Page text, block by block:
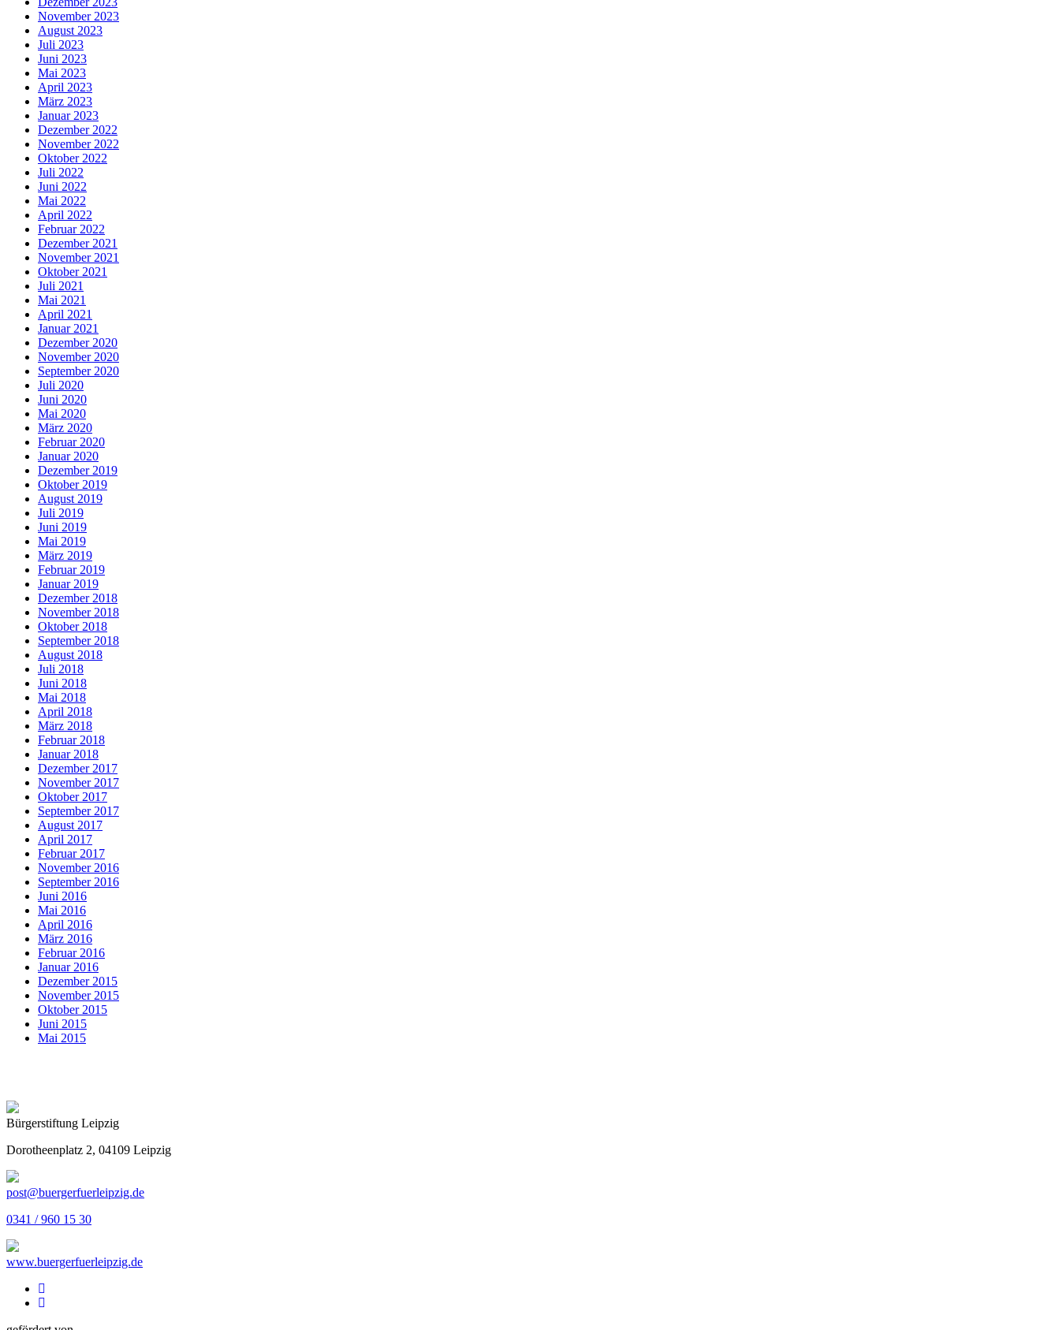
November 2023
August 2023
Juli 2023
Juni 2023
Mai 2023
April 2023
März 2023
Januar 2023
Dezember 2022
November 2022
Oktober 2022
Juli 2022
Juni 2022
Mai 2022
April 2022
Februar 2022
Dezember 2021
November 2021
Oktober 2021
Juli 2021
Mai 2021
April 2021
Januar 2021
Dezember 2020
November 2020
September 2020
Juli 2020
Juni 2020
Mai 2020
März 2020
Februar 2020
Januar 2020
Dezember 2019
Oktober 2019
August 2019
Juli 2019
Juni 2019
Mai 2019
März 2019
Februar 2019
Januar 2019
Dezember 2018
November 2018
Oktober 2018
September 2018
August 2018
Juli 2018
Juni 2018
Mai 2018
April 2018
März 2018
Februar 2018
Januar 2018
Dezember 2017
November 2017
Oktober 2017
September 2017
August 2017
April 2017
Februar 2017
November 2016
September 2016
Juni 2016
Mai 2016
April 2016
März 2016
Februar 2016
Januar 2016
Dezember 2015
November 2015
Oktober 2015
Juni 2015
Mai 2015
Bürgerstiftung Leipzig
Dorotheenplatz 2, 04109 Leipzig
post@buergerfuerleipzig.de
0341 / 960 15 30
www.buergerfuerleipzig.de